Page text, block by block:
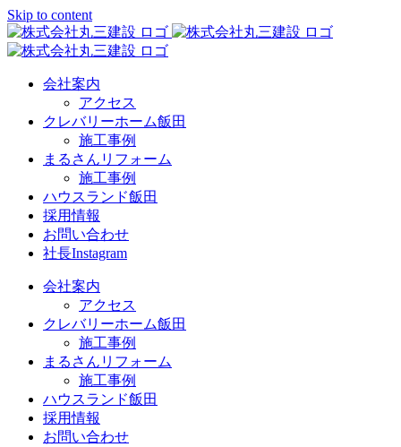
Skip to content
会社案内
アクセス
クレバリーホーム飯田
施工事例
まるさんリフォーム
施工事例
ハウスランド飯田
採用情報
お問い合わせ
社長Instagram
会社案内
アクセス
クレバリーホーム飯田
施工事例
まるさんリフォーム
施工事例
ハウスランド飯田
採用情報
お問い合わせ